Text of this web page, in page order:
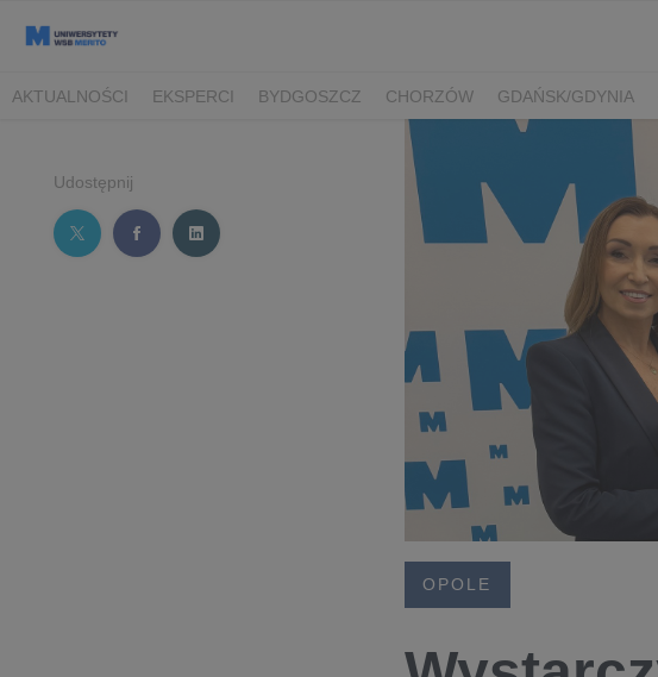
AKTUALNOŚCI EKSPERCI BYDGOSZCZ CHORZÓW GDAŃSK/GDYNIA
Udostępnij
OPOLE